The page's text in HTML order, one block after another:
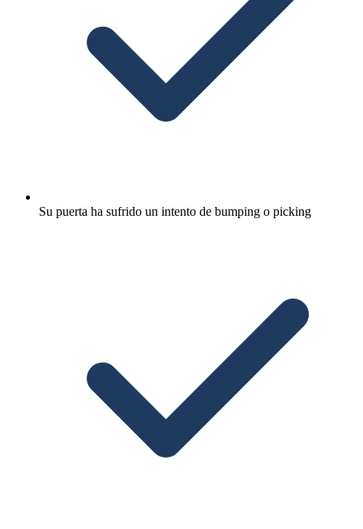
Su puerta ha sufrido un intento de bumping o picking